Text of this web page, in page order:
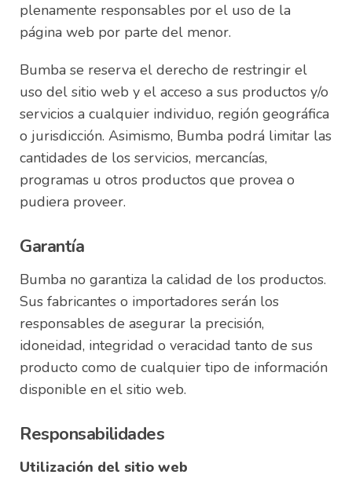
plenamente responsables por el uso de la
página web por parte del menor.
Bumba se reserva el derecho de restringir el
uso del sitio web y el acceso a sus productos y/o
servicios a cualquier individuo, región geográfica
o jurisdicción. Asimismo, Bumba podrá limitar las
cantidades de los servicios, mercancías,
programas u otros productos que provea o
pudiera proveer.
Garantía
Bumba no garantiza la calidad de los productos.
Sus fabricantes o importadores serán los
responsables de asegurar la precisión,
idoneidad, integridad o veracidad tanto de sus
producto como de cualquier tipo de información
disponible en el sitio web.
Responsabilidades
Utilización del sitio web